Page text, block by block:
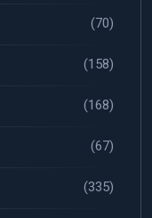
(70)
(158)
(168)
(67)
(335)